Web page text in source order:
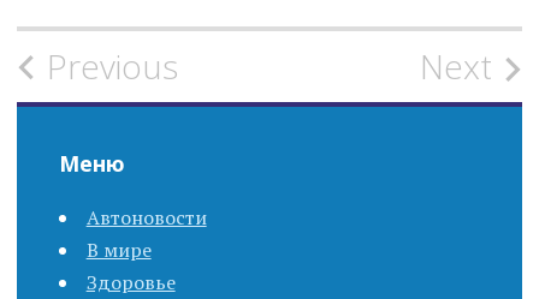
P Previous Next
Меню
Автоновости
В мире
Здоровье